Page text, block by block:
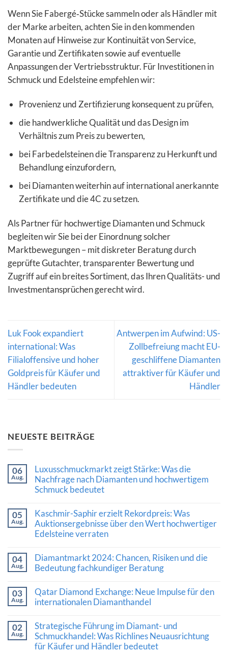
Wenn Sie Fabergé‑Stücke sammeln oder als Händler mit
der Marke arbeiten, achten Sie in den kommenden
Monaten auf Hinweise zur Kontinuität von Service,
Garantie und Zertifikaten sowie auf eventuelle
Anpassungen der Vertriebsstruktur. Für Investitionen in
Schmuck und Edelsteine empfehlen wir:
Provenienz und Zertifizierung konsequent zu prüfen,
die handwerkliche Qualität und das Design im
Verhältnis zum Preis zu bewerten,
bei Farbedelsteinen die Transparenz zu Herkunft und
Behandlung einzufordern,
bei Diamanten weiterhin auf international anerkannte
Zertifikate und die 4C zu setzen.
Als Partner für hochwertige Diamanten und Schmuck
begleiten wir Sie bei der Einordnung solcher
Marktbewegungen – mit diskreter Beratung durch
geprüfte Gutachter, transparenter Bewertung und
Zugriff auf ein breites Sortiment, das Ihren Qualitäts- und
Investmentansprüchen gerecht wird.
Luk Fook expandiert
international: Was
Filialoffensive und hoher
Goldpreis für Käufer und
Händler bedeuten
Antwerpen im Aufwind: US-
Zollbefreiung macht EU-
geschliffene Diamanten
attraktiver für Käufer und
Händler
NEUESTE BEITRÄGE
06
Aug.
Luxusschmuckmarkt zeigt Stärke: Was die
Nachfrage nach Diamanten und hochwertigem
Schmuck bedeutet
zu
Luxusschmuckmarkt
zeigt
Stärke:
Nachfrage
nach
Diamanten
Schmuck
bedeutet
05
Aug.
Kaschmir-Saphir erzielt Rekordpreis: Was
Auktionsergebnisse über den Wert hochwertiger
Edelsteine verraten
zu
Kaschmir-
Saphir
Rekordpreis:
Was
Auktionsergebnisse
Wert
hochwertiger
Edelsteine
verraten
04
Aug.
Diamantmarkt 2024: Chancen, Risiken und die
Bedeutung fachkundiger Beratung
zu
Diamantmarkt
2024:
Risiken
und
die
Bedeutung
fachkundiger
03
Aug.
Qatar Diamond Exchange: Neue Impulse für den
internationalen Diamanthandel
zu
Qatar
Diamond
Exchange:
02
Aug.
Strategische Führung im Diamant- und
Schmuckhandel: Was Richlines Neuausrichtung
für Käufer und Händler bedeutet